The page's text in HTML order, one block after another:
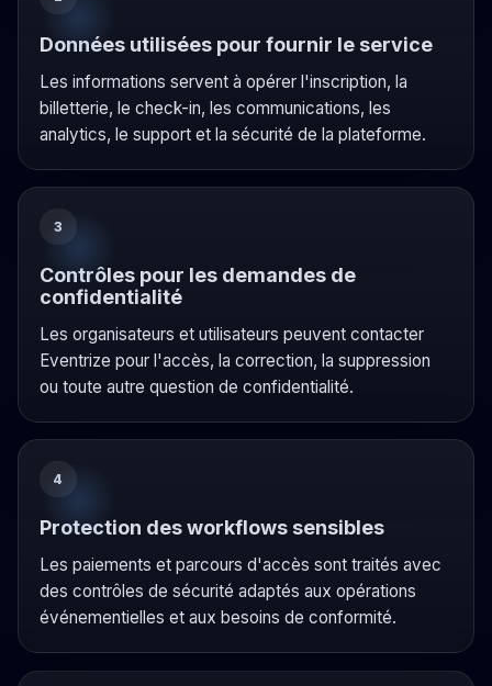
Données utilisées pour fournir le service
Les informations servent à opérer l'inscription, la
billetterie, le check-in, les communications, les
analytics, le support et la sécurité de la plateforme.
3
Contrôles pour les demandes de
confidentialité
Les organisateurs et utilisateurs peuvent contacter
Eventrize pour l'accès, la correction, la suppression
ou toute autre question de confidentialité.
4
Protection des workflows sensibles
Les paiements et parcours d'accès sont traités avec
des contrôles de sécurité adaptés aux opérations
événementielles et aux besoins de conformité.